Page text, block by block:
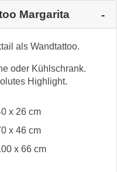
Margarita
als Wandtattoo.
oder Kühlschrank.
Highlight.
x 26 cm
x 46 cm
x 66 cm